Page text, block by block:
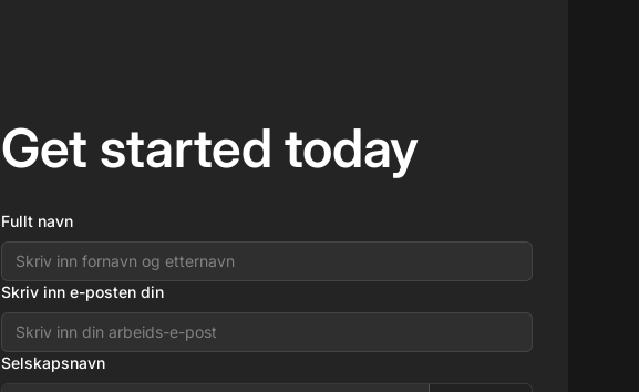
Get started today
Fullt navn
Skriv inn e-posten din
Selskapsnavn